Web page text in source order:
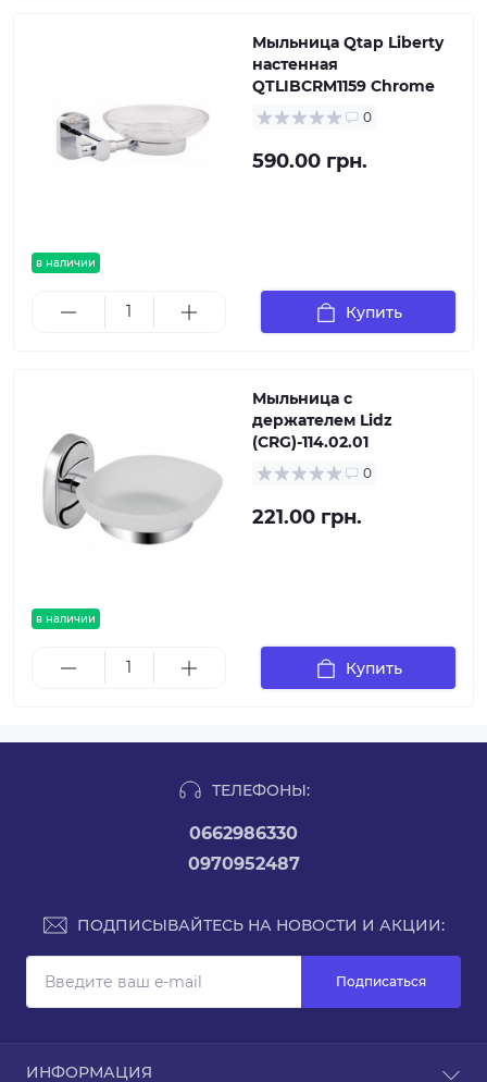
в наличии
Мыльница Qtap Liberty
настенная
QTLIBCRM1159 Chrome
0
590.00 грн.
Купить
в наличии
Мыльница с
держателем Lidz
(CRG)-114.02.01
0
221.00 грн.
Купить
ТЕЛЕФОНЫ:
0662986330
0970952487
ПОДПИСЫВАЙТЕСЬ НА НОВОСТИ И АКЦИИ:
Подписаться
ИНФОРМАЦИЯ